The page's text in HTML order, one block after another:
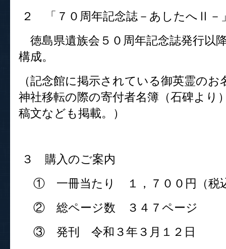
２ 「７０周年記念誌－あしたへⅡ－
徳島県遺族会５０周年記念誌発行以
構成。
（記念館に掲示されている御英霊の
神社移転の際の寄付者名簿（石碑より
稿文なども掲載。）
３ 購入のご案内
① 一冊当たり １，７００円（税
② 総ページ数 ３４７ページ
③ 発刊 令和３年３月１２日